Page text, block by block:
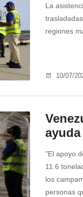
La
regiones
10/07/
"El apoyo
11.6
los
personas